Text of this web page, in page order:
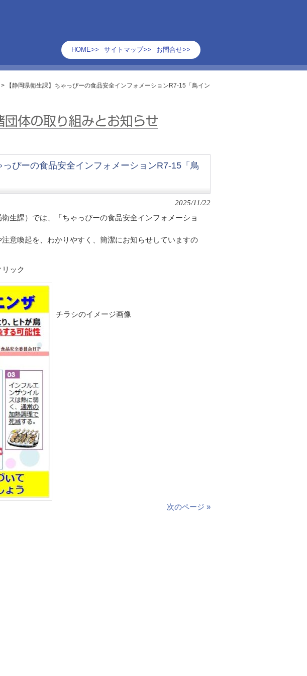
お問合せ>>
サイトマップ>>
HOME>>
>
【静岡県衛生課】ちゃっぴーの食品安全インフォメーションR7-15「鳥イン
っぴーの食品安全インフォメーションR7-15「鳥
2025/11/22
生課）では、「ちゃっぴーの食品安全インフォメーショ
意喚起を、わかりやすく、簡潔にお知らせしていますの
ック
チラシのイメージ画像
次のページ »